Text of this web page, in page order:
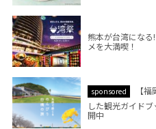
熊本が台湾にな
メを大満喫！
sponsored
【
した観光ガイド
開中